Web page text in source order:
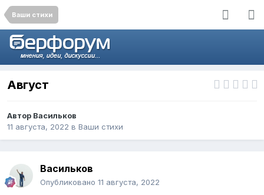
Ваши стихи
Август
Автор Васильков
11 августа, 2022 в Ваши стихи
Васильков
Опубликовано 11 августа, 2022